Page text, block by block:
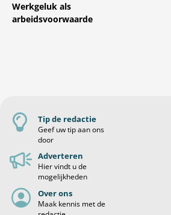
Werkgeluk als
arbeidsvoorwaarde
Tip de redactie
Geef uw tip aan ons
door
Adverteren
Hier vindt u de
mogelijkheden
Over ons
Maak kennis met de